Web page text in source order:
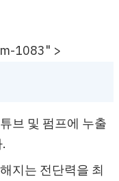
1083" >
브 및 펌프에 누출
지는 전단력을 최